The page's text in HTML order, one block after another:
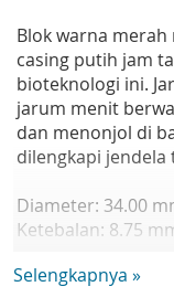
Blok warna
casing putih jam
bioteknologi ini.
jarum menit
dan menonjol di
dilengkapi jendela
Diameter: 34.00
Ketebalan: 8.75
Mesin: Quartz
Selengkapnya »